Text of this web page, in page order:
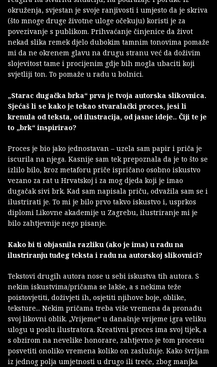
okruženja, svjestan je svoje ranjivosti i umjesto da je skriva
(što mnoge druge životne uloge očekuju) koristi je za
povezivanje s publikom. Prihvaćanje činjenice da život
nekad slika remek djelo dubokim tamnim tonovima pomaže
mi da ne okrenem glavu na drugu stranu već da doživim
slojevitost tame i procijenim gdje bih mogla ubaciti koji
svjetliji ton. To pomaže u radu u bolnici.
„Starac dugačka brka“ prva je tvoja autorska slikovnica.
Sjećaš li se kako je tekao stvaralački proces, jesi li
krenula od teksta, od ilustracija, od jasne ideje.. Čiji te je
to „brk“ inspirirao?
Proces je bio jako jednostavan – uzela sam papir i priča je
iscurila na njega. Kasnije sam tek prepoznala da je to što se
izlilo bilo, kroz metaforu priče ispričano osobno iskustvo
vezano za rat u Hrvatskoj i za mog djeda koji je imao
dugačak sivi brk. Kad sam napisala priču, odvažila sam se i
ilustrirati je. To mi je bilo prvo takvo iskustvo i, usprkos
diplomi Likovne akademije u Zagrebu, ilustriranje mi je
bilo zahtjevnije nego pisanje.
Kako bi ti objasnila razliku (ako je ima) u radu na
ilustriranju tuđeg teksta i radu na autorskoj slikovnici?
Tekstovi drugih autora nose u sebi iskustva tih autora. S
nekim iskustvima/pričama se lakše, a s nekima teže
poistovjetiti, doživjeti ih, osjetiti njihove boje, oblike,
teksture... Nekim pričama treba više vremena da pronađu
svoj likovni oblik. „Vrijeme“ u današnje vrijeme igra veliku
ulogu u poslu ilustratora. Kreativni proces ima svoj tijek, a
s obzirom na nevelike honorare, zahtjevno je tom procesu
posvetiti onoliko vremena koliko on zaslužuje. Kako švrljam
iz jednog polja umjetnosti u drugo ili treće, zbog manjka